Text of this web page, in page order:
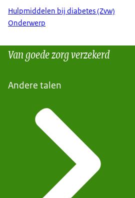
Hulpmiddelen bij diabetes (Zvw)
Onderwerp
Van goede zorg verzekerd
Andere talen